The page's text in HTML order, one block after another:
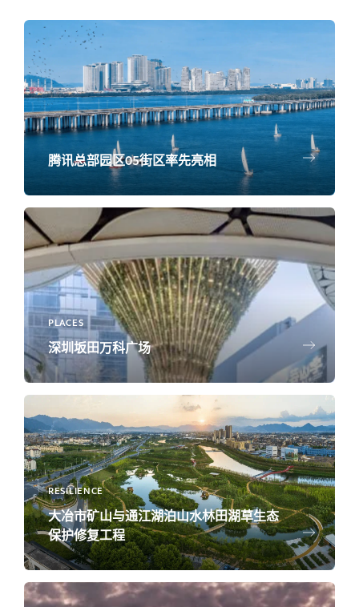
腾讯总部园区05街区率先亮相
PLACES
深圳坂田万科广场
RESILIENCE
大冶市矿山与通江湖泊山水林田湖草生态
保护修复工程